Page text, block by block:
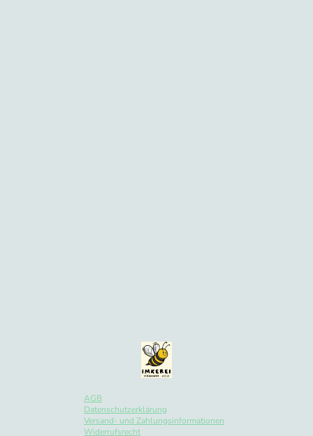
AGB
Datenschutzerklärung
Versand- und Zahlungsinformationen
Widerrufsrecht